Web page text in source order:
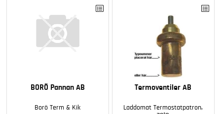
BORÖ Pannan AB
Borö Term & Kik
Termoventiler AB
Laddomat Termostatpatron,